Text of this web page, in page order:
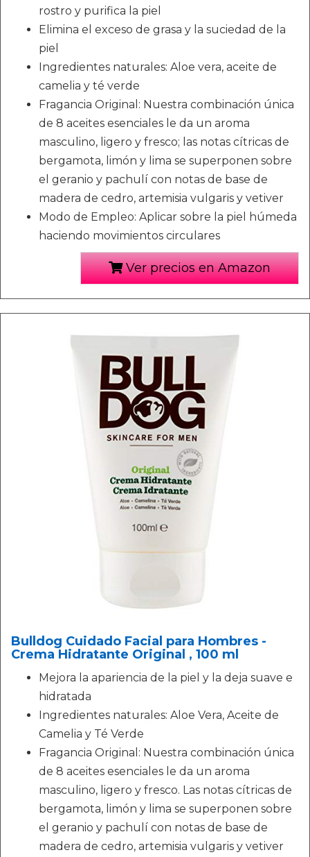
rostro y purifica la piel
Elimina el exceso de grasa y la suciedad de la
piel
Ingredientes naturales: Aloe vera, aceite de
camelia y té verde
Fragancia Original: Nuestra combinación única
de 8 aceites esenciales le da un aroma
masculino, ligero y fresco; las notas cítricas de
bergamota, limón y lima se superponen sobre
el geranio y pachulí con notas de base de
madera de cedro, artemisia vulgaris y vetiver
Modo de Empleo: Aplicar sobre la piel húmeda
haciendo movimientos circulares
Ver precios en Amazon
Bulldog Cuidado Facial para Hombres -
Crema Hidratante Original , 100 ml
Mejora la apariencia de la piel y la deja suave e
hidratada
Ingredientes naturales: Aloe Vera, Aceite de
Camelia y Té Verde
Fragancia Original: Nuestra combinación única
de 8 aceites esenciales le da un aroma
masculino, ligero y fresco. Las notas cítricas de
bergamota, limón y lima se superponen sobre
el geranio y pachulí con notas de base de
madera de cedro, artemisia vulgaris y vetiver